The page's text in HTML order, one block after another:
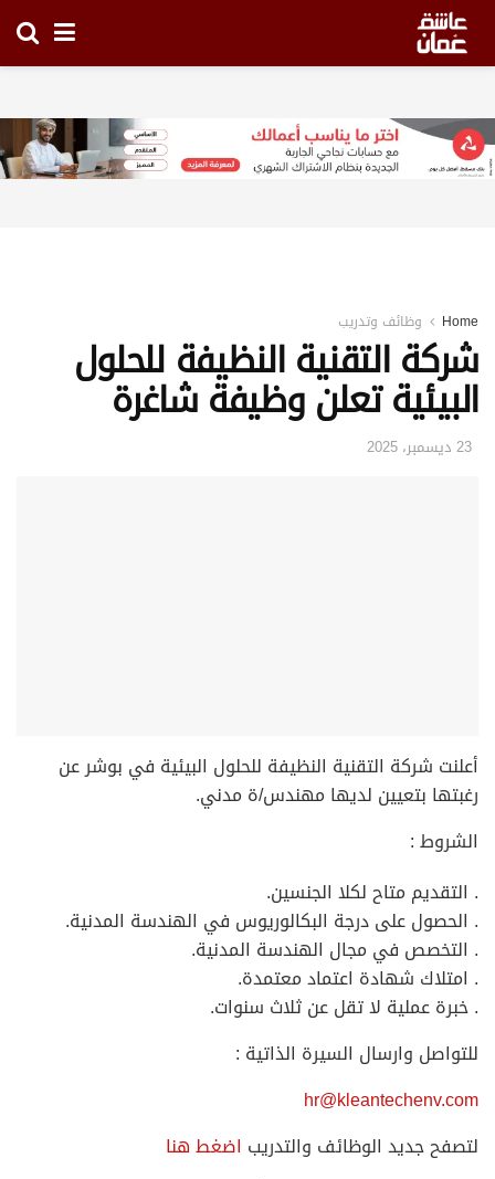
Home وظائف وتدريب
شركة التقنية النظيفة للحلول
البيئية تعلن وظيفة شاغرة
23 ديسمبر، 2025
أعلنت شركة التقنية النظيفة للحلول البيئية في بوشر عن
رغبتها بتعيين لديها مهندس/ة مدني.
الشروط :
. التقديم متاح لكلا الجنسين.
. الحصول على درجة البكالوريوس في الهندسة المدنية.
. التخصص في مجال الهندسة المدنية.
. امتلاك شهادة اعتماد معتمدة.
. خبرة عملية لا تقل عن ثلاث سنوات.
للتواصل وارسال السيرة الذاتية :
hr@kleantechenv.com
لتصفح جديد الوظائف والتدريب اضغط هنا